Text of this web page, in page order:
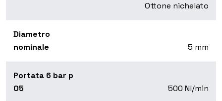
Ottone nichelato
Diametro
nominale
5 mm
Portata 6 bar p
05
500 Nl/min